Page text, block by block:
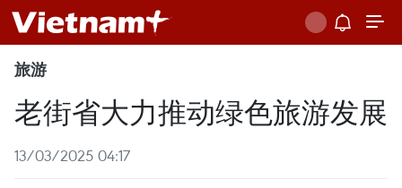
旅游
老街省大力推动绿色旅游发展
13/03/2025 04:17